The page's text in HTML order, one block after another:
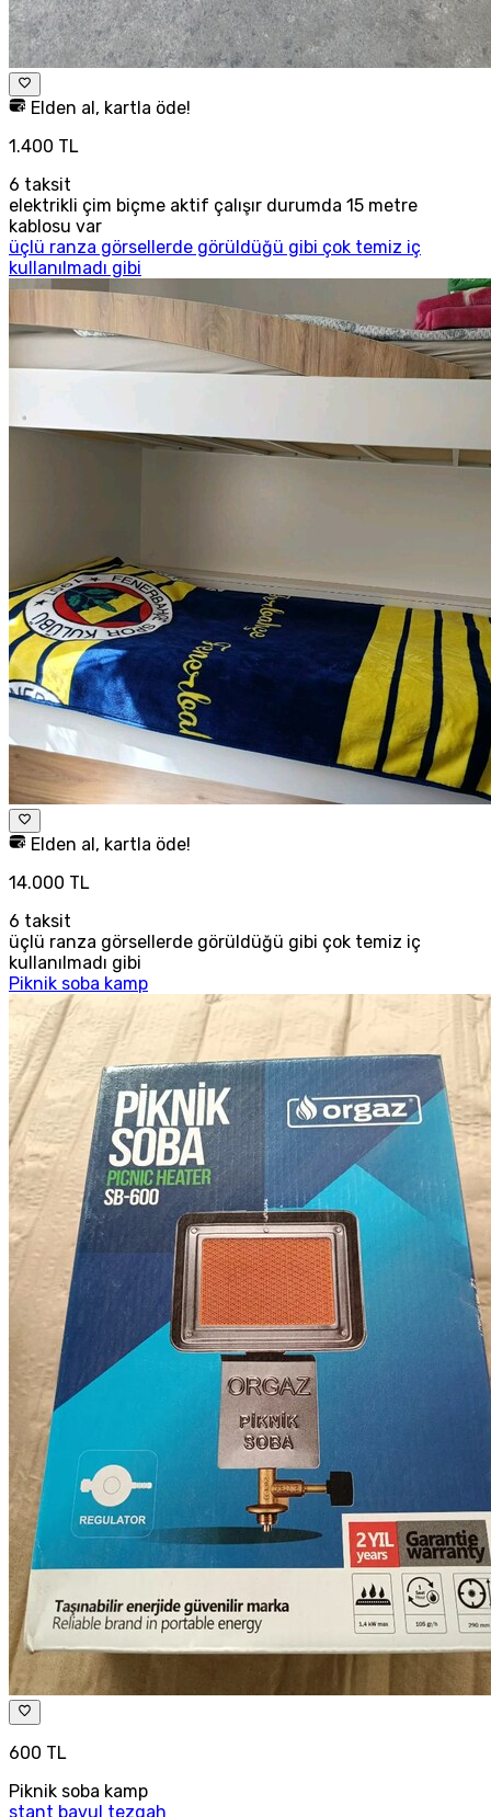
Elden al, kartla öde!
1.400 TL
6 taksit
elektrikli çim biçme aktif çalışır durumda 15 metre
kablosu var
üçlü ranza görsellerde görüldüğü gibi çok temiz iç
kullanılmadı gibi
Elden al, kartla öde!
14.000 TL
6 taksit
üçlü ranza görsellerde görüldüğü gibi çok temiz iç
kullanılmadı gibi
Piknik soba kamp
600 TL
Piknik soba kamp
stant bavul tezgah